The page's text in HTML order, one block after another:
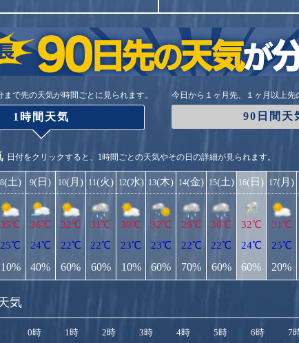
で先の天気が時間ごとに見られます。
1時間天気
今日から１ヶ月先、１ヶ月以上先
90日間天
日付をクリックすると、1時間ごとの天気やその日の詳細が見られます。
8(土)
35℃
25℃
10%
9(日)
36℃
24℃
40%
10(月)
32℃
22℃
60%
11(火)
31℃
22℃
60%
12(水)
30℃
23℃
10%
13(木)
32℃
23℃
60%
14(金)
29℃
22℃
70%
15(土)
30℃
22℃
60%
16(日)
32℃
24℃
60%
17(月)
31℃
25℃
20%
気
0時 1時 2時 3時 4時 5時 6時 7